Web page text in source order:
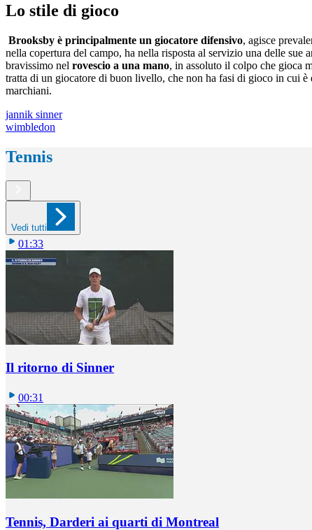
Lo stile di gioco
Brooksby è principalmente un giocatore difensivo, agisce
nella copertura del campo, ha nella risposta al servizio una delle
bravissimo nel rovescio a una mano, in assoluto il colpo che gioca
tratta di un giocatore di buon livello, che non ha fasi di gioco in cui
marchiani.
jannik sinner
wimbledon
Tennis
Vedi tutti
01:33
Il ritorno di Sinner
00:31
Tennis, Darderi ai quarti di Montreal